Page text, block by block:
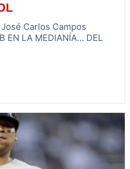
José Carlos Campos
EN LA MEDIANÍA… DEL